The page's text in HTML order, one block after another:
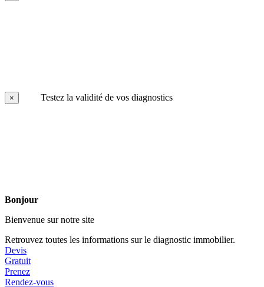
× Testez la validité de vos diagnostics
Bonjour
Bienvenue sur notre site
Retrouvez toutes les informations sur le diagnostic immobilier.
Devis
Gratuit
Prenez
Rendez-vous